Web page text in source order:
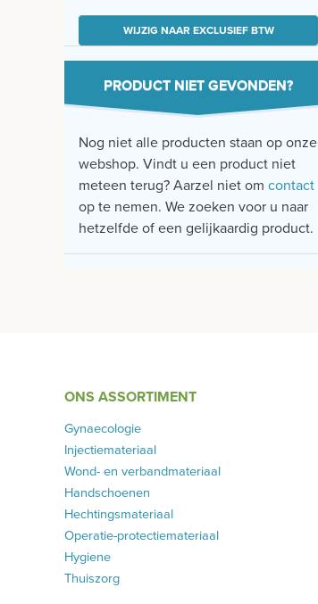
WIJZIG NAAR EXCLUSIEF BTW
PRODUCT NIET GEVONDEN?
Nog niet alle producten staan op onze
webshop. Vindt u een product niet
meteen terug? Aarzel niet om contact
op te nemen. We zoeken voor u naar
hetzelfde of een gelijkaardig product.
ONS ASSORTIMENT
Gynaecologie
Injectiemateriaal
Wond- en verbandmateriaal
Handschoenen
Hechtingsmateriaal
Operatie-protectiemateriaal
Hygiene
Thuiszorg